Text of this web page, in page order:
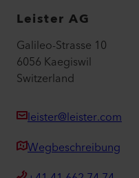
Leister AG
Galileo-Strasse 10
6056 Kaegiswil
Switzerland
leister@leister.com
Wegbeschreibung